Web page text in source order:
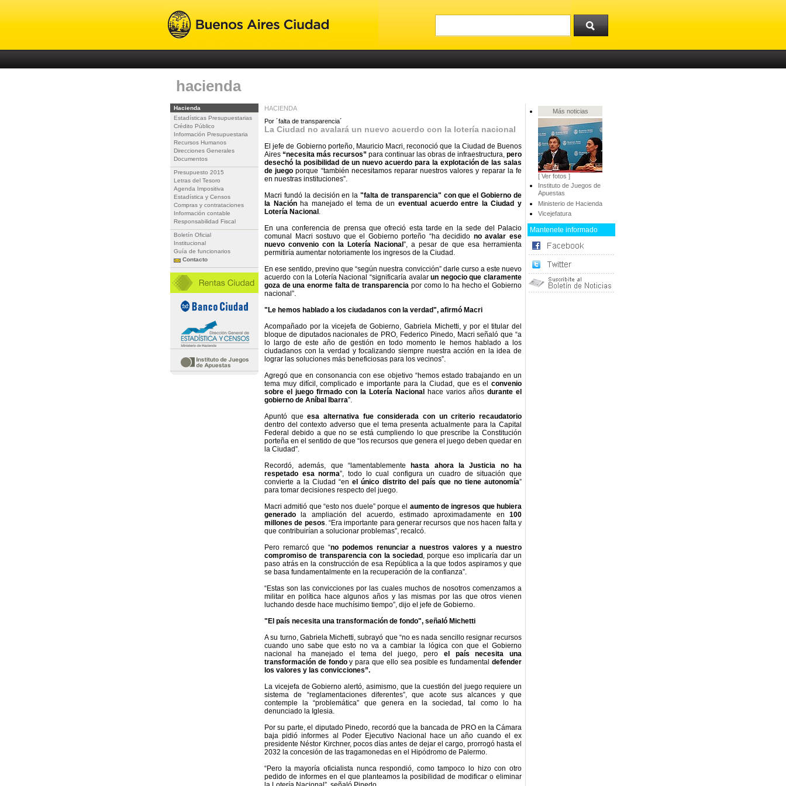
hacienda
Hacienda
Estadísticas Presupuestarias
Crédito Público
Información Presupuestaria
Recursos Humanos
Direcciones Generales
Documentos
Presupuesto 2015
Letras del Tesoro
Agenda Impositiva
Estadística y Censos
Compras y contrataciones
Información contable
Responsabilidad Fiscal
Boletín Oficial
Institucional
Guía de funcionarios
Contacto
Más noticias
[ Ver fotos ]
Instituto de Juegos de
Apuestas
Ministerio de Hacienda
Vicejefatura
Mantenete informado
HACIENDA
Por ´falta de transparencia´
La Ciudad no avalará un nuevo acuerdo con la lotería nacional
El jefe de Gobierno porteño, Mauricio Macri, reconoció que la Ciudad de Buenos
Aires “necesita más recursos” para continuar las obras de infraestructura, pero
desechó la posibilidad de un nuevo acuerdo para la explotación de las salas
de juego porque “también necesitamos reparar nuestros valores y reparar la fe
en nuestras instituciones”.
Macri fundó la decisión en la"falta de transparencia" con que el Gobierno de
la Naciónha manejado el tema de un eventual acuerdo entre la Ciudad y
Lotería Nacional .
En una conferencia de prensa que ofreció esta tarde en la sede del Palacio
comunal Macri sostuvo que el Gobierno porteño “ha decidido no avalar ese
nuevo convenio con la Lotería Nacional ”, a pesar de que esa herramienta
permitiría aumentar notoriamente los ingresos de la Ciudad.
En ese sentido, previno que “según nuestra convicción” darle curso a este nuevo
acuerdo con la Lotería Nacional “significaría avalarun negocio que claramente
goza de una enorme falta de transparencia por como lo ha hecho el Gobierno
nacional”.
"Le hemos hablado a los ciudadanos con la verdad", afirmó Macri
Acompañado por la vicejefa de Gobierno, Gabriela Michetti, y por el titular del
bloque de diputados nacionales de PRO, Federico Pinedo, Macri señaló que “a
lo largo de este año de gestión en todo momento le hemos hablado a los
ciudadanos con la verdad y focalizando siempre nuestra acción en la idea de
lograr las soluciones más beneficiosas para los vecinos”.
Agregó que en consonancia con ese objetivo “hemos estado trabajando en un
tema muy difícil, complicado e importante para la Ciudad, que es el convenio
sobre el juego firmado con la Lotería Nacional
hace varios años durante el
gobierno de Aníbal Ibarra”.
Apuntó queesa alternativa fue considerada con un criterio recaudatorio
dentro del contexto adverso que el tema presenta actualmente para la Capital
Federal debido a que no se está cumpliendo lo que prescribe la Constitución
porteña en el sentido de que “los recursos que genera el juego deben quedar en
la Ciudad”.
Recordó, además, que “lamentablemente hasta ahora la Justicia no ha
respetado esa norma”, todo lo cual configura un cuadro de situación que
convierte a la Ciudad “enel único distrito del país que no tiene autonomía”
para tomar decisiones respecto del juego.
Macri admitió que “esto nos duele” porque el aumento de ingresos que hubiera
generado la ampliación del acuerdo, estimado aproximadamente en 100
millones de pesos. “Era importante para generar recursos que nos hacen falta y
que contribuirían a solucionar problemas”, recalcó.
Pero remarcó que “no podemos renunciar a nuestros valores y a nuestro
compromiso de transparencia con la sociedad , porque eso implicaría dar un
paso atrás en la construcción de esa República a la que todos aspiramos y que
se basa fundamentalmente en la recuperación de la confianza”.
“Estas son las convicciones por las cuales muchos de nosotros comenzamos a
militar en política hace algunos años y las mismas por las que otros vienen
luchando desde hace muchísimo tiempo”, dijo el jefe de Gobierno.
"El país necesita una transformación de fondo", señaló Michetti
A su turno, Gabriela Michetti, subrayó que “no es nada sencillo resignar recursos
cuando uno sabe que esto no va a cambiar la lógica con que el Gobierno
nacional ha manejado el tema del juego, pero el país necesita una
transformación de fondoy para que ello sea posible es fundamentaldefender
los valores y las convicciones”.
La vicejefa de Gobierno alertó, asimismo, que la cuestión del juego requiere un
sistema de “reglamentaciones diferentes”, que acote sus alcances y que
contemple la “problemática” que genera en la sociedad, tal como lo ha
denunciado la Iglesia.
Por su parte, el diputado Pinedo, recordó que la bancada de PRO en la Cámara
baja pidió informes al Poder Ejecutivo Nacional hace un año cuando el ex
presidente Néstor Kirchner, pocos días antes de dejar el cargo, prorrogó hasta el
2032 la concesión de las tragamonedas en el Hipódromo de Palermo.
“Pero la mayoría oficialista nunca respondió, como tampoco lo hizo con otro
pedido de informes en el que planteamos la posibilidad de modificar o eliminar